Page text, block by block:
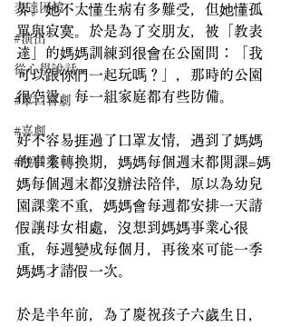
表達困境
#演出
從心學說話
#單口喜劇
#喜劇
#脫口秀
界。她不太懂生病有多難受，但她懂孤
單與寂寞。於是為了交朋友，被「教表
達」的媽媽訓練到很會在公園問：「我
可以跟你們一起玩嗎？」，那時的公園
很空盪，每一組家庭都有些防備。
好不容易捱過了口罩友情，遇到了媽媽
的事業轉換期，媽媽每個週末都開課=媽
媽每個週末都沒辦法陪伴，原以為幼兒
園課業不重，媽媽會每週都安排一天請
假讓母女相處，沒想到媽媽事業心很
重，每週變成每個月，再後來可能一季
媽媽才請假一次。
於是半年前，為了慶祝孩子六歲生日，